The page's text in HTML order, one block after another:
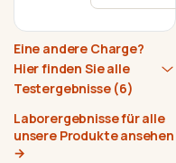
Eine andere Charge?
Hier finden Sie alle
Testergebnisse(6)
Laborergebnisse für alle
unsere Produkte ansehen
→